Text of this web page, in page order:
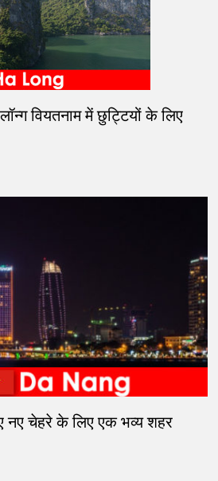
वियतनाम में छुट्टियों के लिए
नए चेहरे के लिए एक भव्य शहर